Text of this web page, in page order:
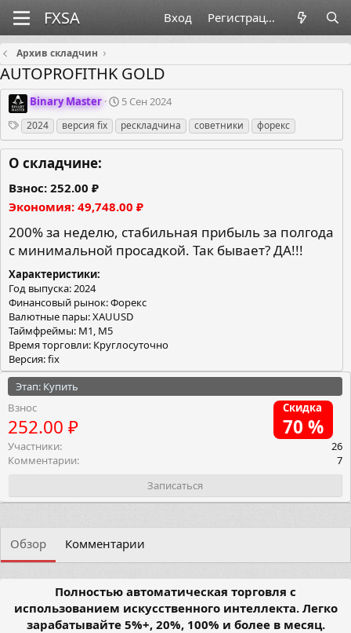
Вход Регистрация
Архив складчин
AUTOPROFITHK GOLD
О
г
а
н
и
з
т
о
Binary Master
Д
т
а
а
н
я
5 Сен 2024
Теги
2024 версия fix рескладчина советники форекс
О складчине:
Взнос 252.00 ₽
Экономия 49,748.00 ₽
200% за неделю, стабильная прибыль за полгода
с минимальной просадкой. Так бывает? ДА!!!
Характеристики
Год выпуска: 2024
Финансовый рынок: Форекс
Валютные пары: XAUUSD
Таймфреймы: М1, М5
Время торговли: Круглосуточно
Версия: fix
Этап: Купить
Взнос
252.00 ₽
Скидка
70 %
Участники
26
Комментарии
7
Записаться
Обзор Комментарии
Полностью автоматическая торговля с
использованием искусственного интеллекта. Легко
зарабатывайте 5%+, 20%, 100% и более в месяц.